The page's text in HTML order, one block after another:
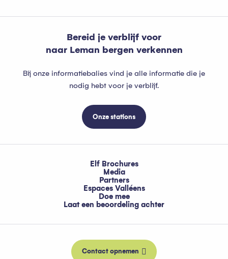
Bereid je verblijf voor
naar Leman bergen verkennen
Bij onze informatiebalies vind je alle informatie die je
nodig hebt voor je verblijf.
Onze stations
Elf Brochures
Media
Partners
Espaces Valléens
Doe mee
Laat een beoordeling achter
Contact opnemen